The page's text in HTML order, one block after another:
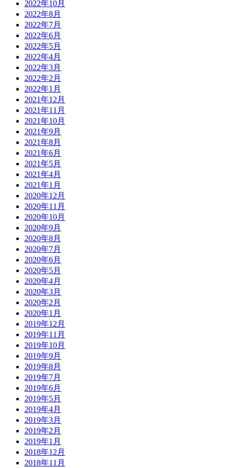
2022年10月
2022年8月
2022年7月
2022年6月
2022年5月
2022年4月
2022年3月
2022年2月
2022年1月
2021年12月
2021年11月
2021年10月
2021年9月
2021年8月
2021年6月
2021年5月
2021年4月
2021年1月
2020年12月
2020年11月
2020年10月
2020年9月
2020年8月
2020年7月
2020年6月
2020年5月
2020年4月
2020年3月
2020年2月
2020年1月
2019年12月
2019年11月
2019年10月
2019年9月
2019年8月
2019年7月
2019年6月
2019年5月
2019年4月
2019年3月
2019年2月
2019年1月
2018年12月
2018年11月